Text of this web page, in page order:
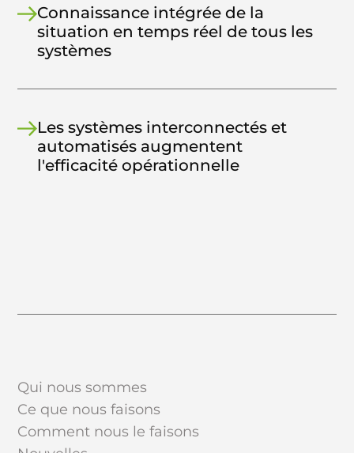
Connaissance intégrée de la
situation en temps réel de tous les
systèmes
Les systèmes interconnectés et
automatisés augmentent
l'efficacité opérationnelle
Qui nous sommes
Ce que nous faisons
Comment nous le faisons